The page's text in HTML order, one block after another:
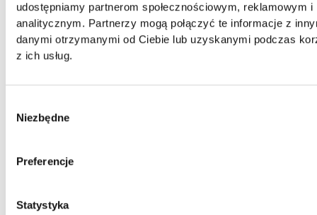
udostępniamy partnerom społecznościowym, reklamowym i
analitycznym. Partnerzy mogą połączyć te informacje z
danymi otrzymanymi od Ciebie lub uzyskanymi podczas
z ich usług.
zgody
Niezbędne
Preferencje
Statystyka
garaż LULILO
garaż komisariat
gipsowa obraz do
Polecane dla Ciebie